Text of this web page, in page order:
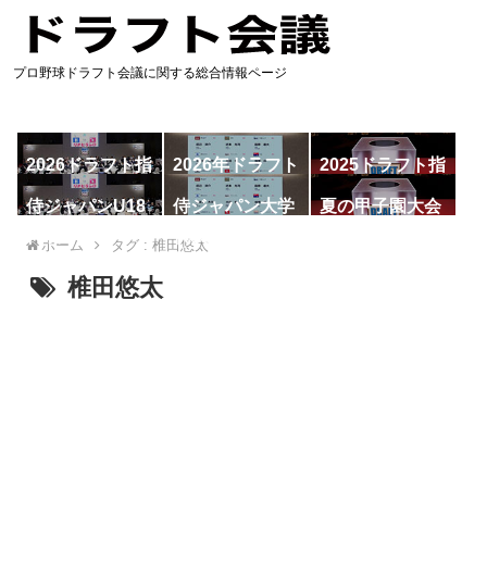
プロ野球ドラフト会議に関する総合情報ページ
2026ドラフト指
名予想
2026年ドラフト
候補
2025ドラフト指
名一覧
侍ジャパンU18
代表
侍ジャパン大学
代表
夏の甲子園大会
ホーム タグ : 椎田悠太
椎田悠太